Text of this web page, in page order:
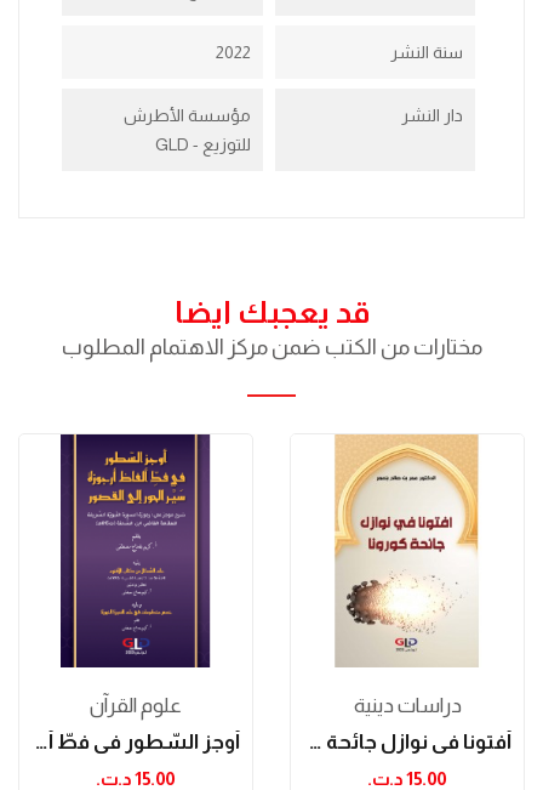
سنة النشر 2022
دار النشر
مؤسسة الأطرش
للتوزيع - GLD
قد يعجبك ايضا
مختارات من الكتب ضمن مركز الاهتمام المطلوب
علوم القرآن
أوجز السّطور في فطّ ألفاظ أرجوزة سير الحورإلى...
15.00 د.ت.‏
دراسات دینیة
أفتونا في نوازل جائحة كورونا
15.00 د.ت.‏